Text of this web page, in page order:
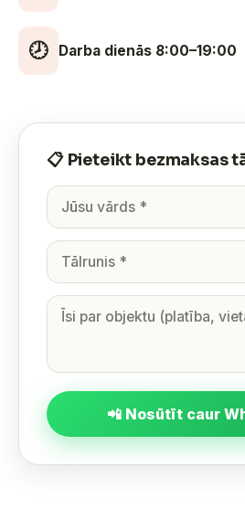
🕗 Darba dienās 8:00–19:00
📋 Pieteikt bezmaksas
📲 Nosūtīt caur